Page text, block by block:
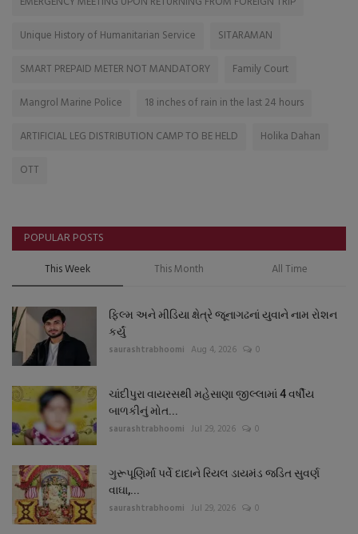
Unique History of Humanitarian Service
SITARAMAN
SMART PREPAID METER NOT MANDATORY
Family Court
Mangrol Marine Police
18 inches of rain in the last 24 hours
ARTIFICIAL LEG DISTRIBUTION CAMP TO BE HELD
Holika Dahan
OTT
POPULAR POSTS
This Week This Month All Time
ફિલ્મ અને મીડિયા ક્ષેત્રે જૂનાગઢનાં યુવાને નામ રોશન
કર્યું
saurashtrabhoomi Aug 4, 2026 0
ચાંદીપુરા વાયરસથી મહેસાણા જીલ્લામાં 4 વર્ષીય
બાળકીનું મોત...
saurashtrabhoomi Jul 29, 2026 0
ગુરૂપૂણિર્માં પર્વે દાદાને રિયલ ડાયમંડ જડિત સુવર્ણ
વાઘા,...
saurashtrabhoomi Jul 29, 2026 0